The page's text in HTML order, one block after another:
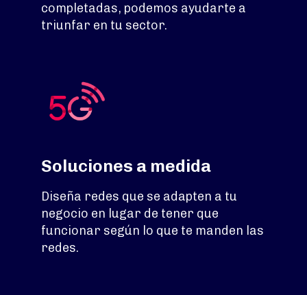
completadas, podemos ayudarte a
triunfar en tu sector.
Soluciones a medida
Diseña redes que se adapten a tu
negocio en lugar de tener que
funcionar según lo que te manden las
redes.